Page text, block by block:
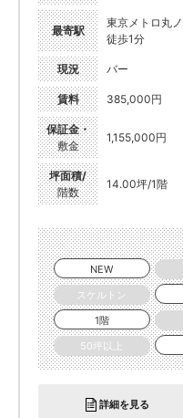
最寄駅
東京メトロ丸
徒歩1分
現況 バー
賃料 385,000円
保証金・
敷金
1,155,000円
坪面積/
階数
14.00坪/1階
NEW
スケルトン
1階
50坪以上
詳細を見る